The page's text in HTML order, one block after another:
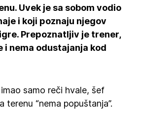
Uvek je sa sobom vodio
i koji poznaju njegov
Prepoznatljiv je trener,
i nema odustajanja kod
samo reči hvale, šef
terenu “nema popuštanja”.